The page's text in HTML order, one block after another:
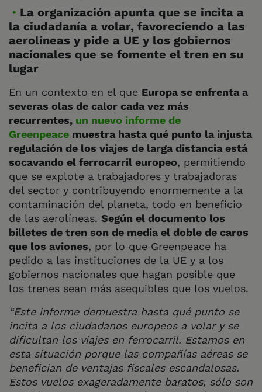
La organización apunta que se incita a
la ciudadanía a volar, favoreciendo a las
aerolíneas y pide a UE y los gobiernos
nacionales que se fomente el tren en su
lugar
En un contexto en el que Europa se enfrenta a
severas olas de calor cada vez más
recurrentes, un nuevo informe de
Greenpeace muestra hasta qué punto la injusta
regulación de los viajes de larga distancia está
socavando el ferrocarril europeo, permitiendo
que se explote a trabajadores y trabajadoras
del sector y contribuyendo enormemente a la
contaminación del planeta, todo en beneficio
de las aerolíneas. Según el documento los
billetes de tren son de media el doble de caros
que los aviones, por lo que Greenpeace ha
pedido a las instituciones de la UE y a los
gobiernos nacionales que hagan posible que
los trenes sean más asequibles que los vuelos.
“Este informe demuestra hasta qué punto se
incita a los ciudadanos europeos a volar y se
dificultan los viajes en ferrocarril. Estamos en
esta situación porque las compañías aéreas se
benefician de ventajas fiscales escandalosas.
Estos vuelos exageradamente baratos, sólo son